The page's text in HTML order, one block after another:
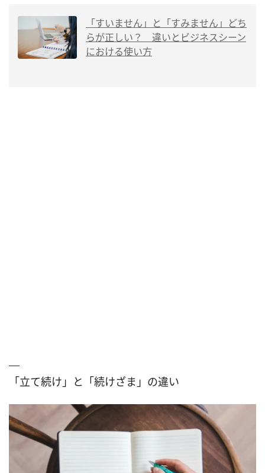
「すいません」と「すみません」どち
らが正しい？ 違いとビジネスシーン
における使い方
「立て続け」と「続けざま」の違い